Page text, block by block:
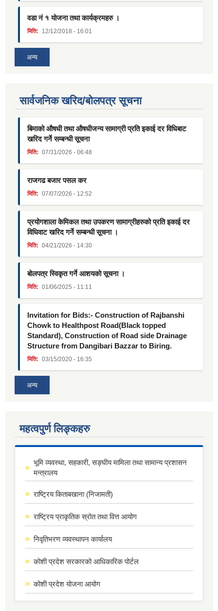
वडा नं १ योजना तथा कार्यक्रमहरु ।
मिति: 12/12/2018 - 16:01
अन्य
सार्वजनिक खरिद/बोलपत्र सूचना
बिमाको औषधी तथा औषधीजन्य सामाग्री प्रति इकाई दर विधिबाट
खरिद गर्ने सम्बन्धी सूचना
मिति: 07/31/2026 - 06:48
राजगढ बजार पसल कर
मिति: 07/07/2026 - 12:52
प्रयोगशाला केमिकल तथा उपकरण सामाग्रीहरुको प्रति इकाई दर
विधिवाट खरिद गर्ने सम्बन्धी सूचना ।
मिति: 04/21/2026 - 14:30
बोलपत्र स्विकृत गर्ने आशयको सूचना ।
मिति: 01/06/2025 - 11:11
Invitation for Bids:- Construction of Rajbanshi
Chowk to Healthpost Road(Black topped
Standard), Construction of Road side Drainage
Structure from Dangibari Bazzar to Biring.
मिति: 03/15/2020 - 16:35
अन्य
महत्वपुर्ण लिङ्कहरु
भूमि व्यवस्था, सहकारी, सङ्घीय मामिला तथा सामान्य प्रशासन
मन्त्रालय
राष्ट्रिय किताबखाना (निजामती)
राष्ट्रिय प्राकृतिक स्रोत तथा वित्त आयोग
निवृतिभरण व्यवस्थापन कार्यालय
कोशी प्रदेश सरकारको आधिकारिक पोर्टल
कोशी प्रदेश योजना आयोग